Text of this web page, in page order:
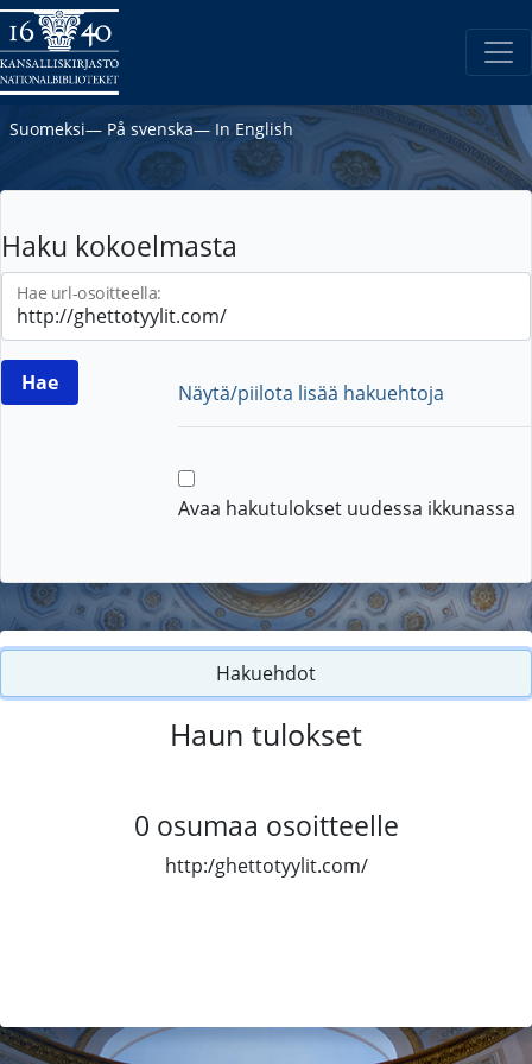
Suomeksi― På svenska― In English
Haku kokoelmasta
Hae url-osoitteella:
Näytä/piilota lisää hakuehtoja
Avaa hakutulokset uudessa ikkunassa
Hakuehdot
Haun tulokset
0 osumaa osoitteelle
http:/ghettotyylit.com/